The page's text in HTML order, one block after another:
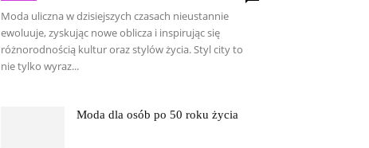
Moda uliczna w dzisiejszych czasach nieustannie
ewoluuje, zyskując nowe oblicza i inspirując się
różnorodnością kultur oraz stylów życia. Styl city to
nie tylko wyraz...
Moda dla osób po 50 roku życia